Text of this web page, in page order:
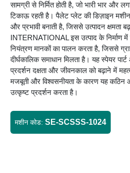
सामग्री से निर्मित होती है, जो भारी भार और
टिकाऊ रहती है। पैलेट प्लेट की डिज़ाइन
और प्रभावी बनाती है, जिससे उत्पादन क्षमता
INTERNATIONAL इस उत्पाद के निर्माण
नियंत्रण मानकों का पालन करता है, जिससे
दीर्घकालिक समाधान मिलता है। यह स्पेयर
प्रदर्शन दक्षता और जीवनकाल को बढ़ाने में
मजबूती और विश्वसनीयता के कारण यह कठिन
उत्कृष्ट प्रदर्शन करता है।
मशीन कोड: SE-SCSSS-1024